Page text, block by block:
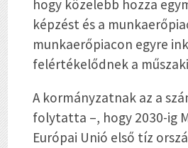
hogy közelebb hozza
képzést és a
munkaerőpiacon egyre
felértékelődnek a
A kormányzatnak az a
folytatta –, hogy 2030-ig
Európai Unió első tíz